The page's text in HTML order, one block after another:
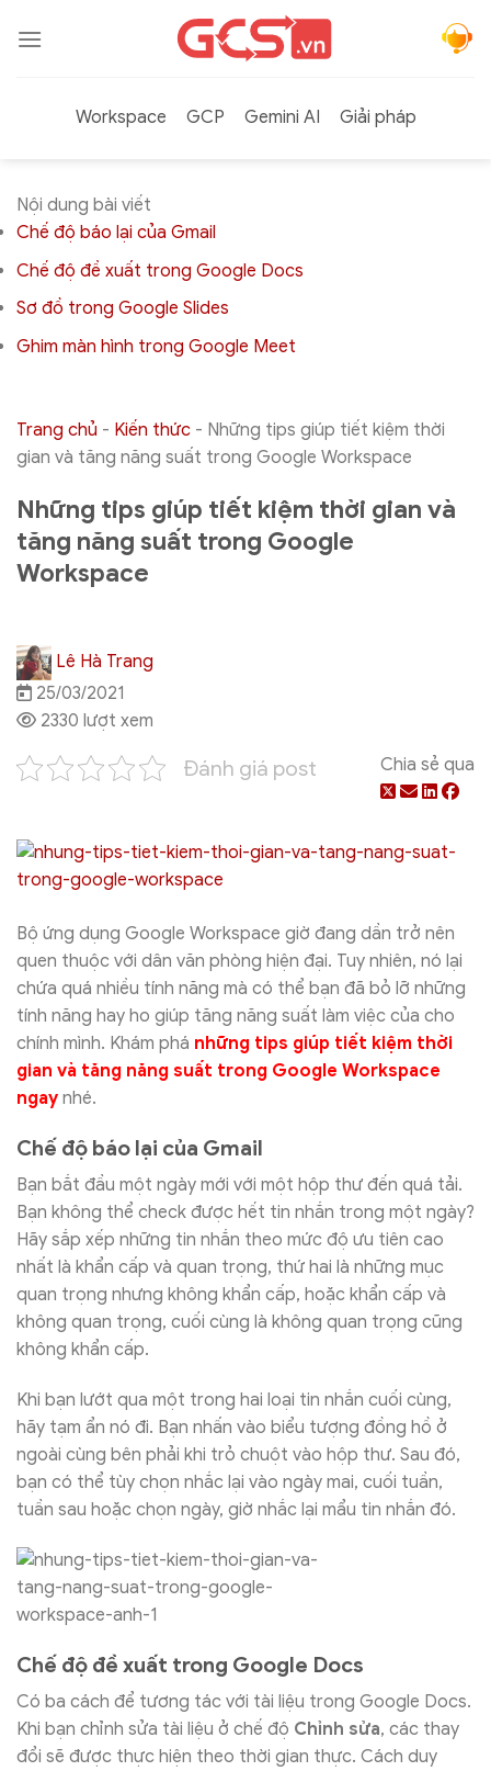
qua
Workspace
GCP Gemini AI Giải pháp
Nội dung bài viết
Chế độ báo lại của Gmail
Chế độ đề xuất trong Google Docs
Sơ đồ trong Google Slides
Ghim màn hình trong Google Meet
Trang chủ - Kiến thức - Những tips giúp tiết kiệm thời
gian và tăng năng suất trong Google Workspace
Những tips giúp tiết kiệm thời gian và
tăng năng suất trong Google
Workspace
Lê Hà Trang
25/03/2021
2330 lượt xem
Đánh giá post Chia sẻ qua
Bộ ứng dụng Google Workspace giờ đang dần trở nên
quen thuộc với dân văn phòng hiện đại. Tuy nhiên, nó lại
chứa quá nhiều tính năng mà có thể bạn đã bỏ lỡ những
tính năng hay ho giúp tăng năng suất làm việc của cho
chính mình. Khám phá những tips giúp tiết kiệm thời
gian và tăng năng suất trong Google Workspace
ngay nhé.
Chế độ báo lại của Gmail
Bạn bắt đầu một ngày mới với một hộp thư đến quá tải.
Bạn không thể check được hết tin nhắn trong một ngày?
Hãy sắp xếp những tin nhắn theo mức độ ưu tiên cao
nhất là khẩn cấp và quan trọng, thứ hai là những mục
quan trọng nhưng không khẩn cấp, hoặc khẩn cấp và
không quan trọng, cuối cùng là không quan trọng cũng
không khẩn cấp.
Khi bạn lướt qua một trong hai loại tin nhắn cuối cùng,
hãy tạm ẩn nó đi. Bạn nhấn vào biểu tượng đồng hồ ở
ngoài cùng bên phải khi trỏ chuột vào hộp thư. Sau đó,
bạn có thể tùy chọn nhắc lại vào ngày mai, cuối tuần,
tuần sau hoặc chọn ngày, giờ nhắc lại mẩu tin nhắn đó.
Chế độ đề xuất trong Google Docs
Có ba cách để tương tác với tài liệu trong Google Docs.
Khi bạn chỉnh sửa tài liệu ở chế độ Chỉnh sửa, các thay
đổi sẽ được thực hiện theo thời gian thực. Cách duy